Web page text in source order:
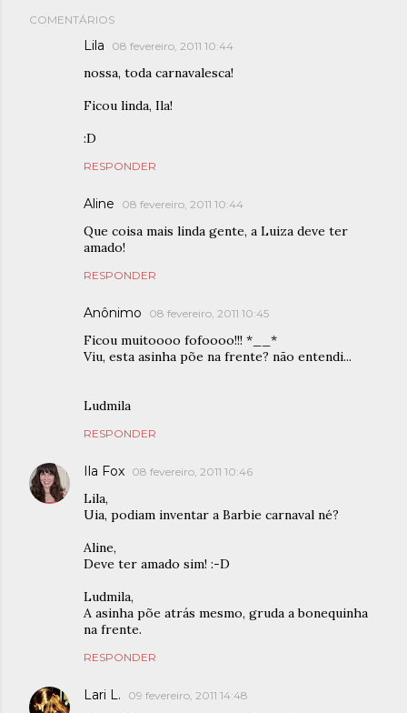
COMENTÁRIOS
Lila 08 fevereiro, 2011 10:44
nossa, toda carnavalesca!
Ficou linda, Ila!
:D
RESPONDER
Aline 08 fevereiro, 2011 10:44
Que coisa mais linda gente, a Luiza deve ter
amado!
RESPONDER
Anônimo 08 fevereiro, 2011 10:45
Ficou muitoooo fofoooo!!! *__*
Viu, esta asinha põe na frente? não entendi...
Ludmila
RESPONDER
Ila Fox 08 fevereiro, 2011 10:46
Lila,
Uia, podiam inventar a Barbie carnaval né?
Aline,
Deve ter amado sim! :-D
Ludmila,
A asinha põe atrás mesmo, gruda a bonequinha
na frente.
RESPONDER
Lari L. 09 fevereiro, 2011 14:48